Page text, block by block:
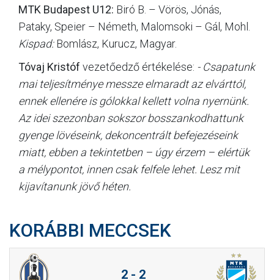
MTK Budapest U12: Biró B. – Vörös, Jónás,
Pataky, Speier – Németh, Malomsoki – Gál, Mohl.
Kispad:Bomlász, Kurucz, Magyar.
Tóvaj Kristóf vezetőedző értékelése: - Csapatunk
mai teljesítménye messze elmaradt az elvárttól,
ennek ellenére is gólokkal kellett volna nyernünk.
Az idei szezonban sokszor bosszankodhattunk
gyenge lövéseink, dekoncentrált befejezéseink
miatt, ebben a tekintetben – úgy érzem – elértük
a mélypontot, innen csak felfele lehet. Lesz mit
kijavítanunk jövő héten.
KORÁBBI MECCSEK
2 - 2